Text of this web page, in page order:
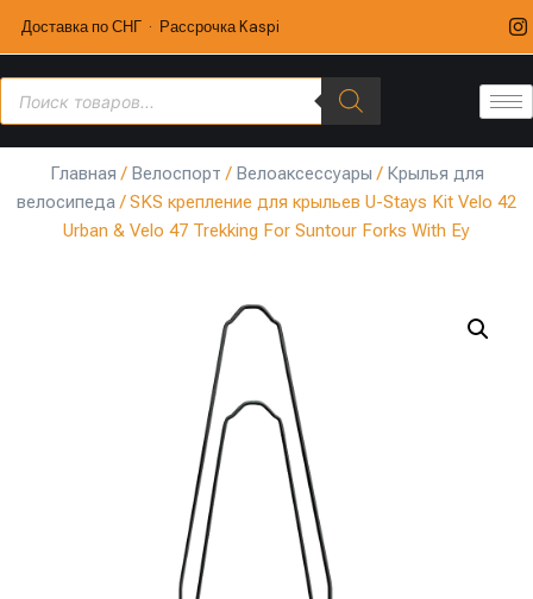
Доставка по СНГ · Рассрочка Kaspi
Главная / Велоспорт / Велоаксессуары / Крылья для
велосипеда/ SKS крепление для крыльев U-Stays Kit Velo 42
Urban & Velo 47 Trekking For Suntour Forks With Ey